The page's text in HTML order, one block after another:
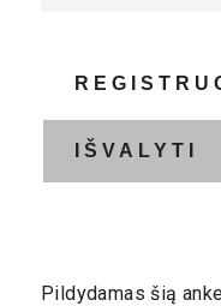
Pildydamas šią